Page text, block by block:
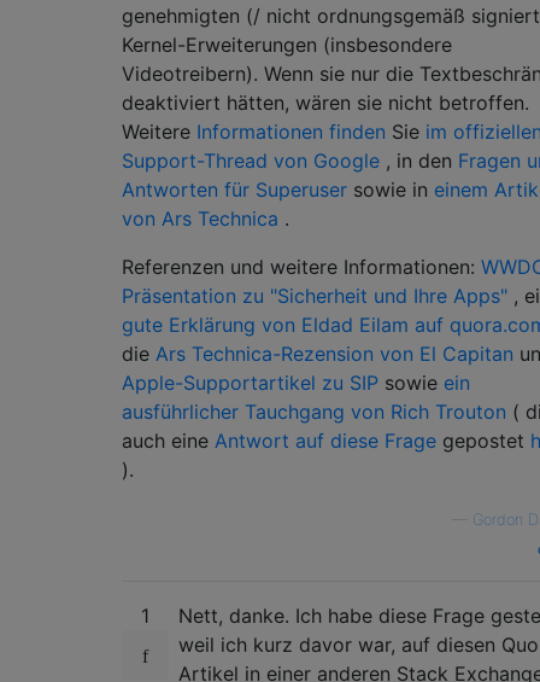
genehmigten (/ nicht ordnungsgemäß
Kernel-Erweiterungen (insbesondere
Videotreibern). Wenn sie nur die
deaktiviert hätten, wären sie nicht betroffen.
Weitere Informationen finden Sie im
Support-Thread von Google , in den Fragen
Antworten für Superuser sowie in einem
von Ars Technica .
Referenzen und weitere Informationen:
Präsentation zu "Sicherheit und Ihre Apps" ,
gute Erklärung von Eldad Eilam auf
die Ars Technica-Rezension von El Capitan
Apple-Supportartikel zu SIP sowie ein
ausführlicher Tauchgang von Rich Trouton (
auch eine Antwort auf diese Frage gepostet
).
Gordon
1
Nett, danke. Ich habe diese Frage
weil ich kurz davor war, auf diesen
Artikel in einer anderen Stack